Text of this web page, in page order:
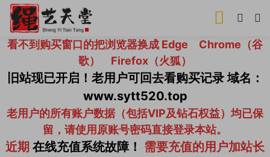
看不到购买窗口的把浏览器换成 Edge Chrome（谷
歌） Firefox（火狐）
旧站现已开启！老用户可回去看购买记录 域名：
www.sytt520.top
老用户的所有账户数据（包括VIP及钻石权益）均已保
留，请使用原账号密码直接登录本站。
近期 在线充值系统故障！ 需要充值的用户加站长